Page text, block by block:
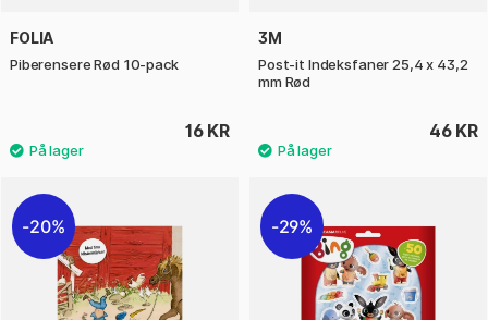
FOLIA
Piberensere Rød 10-pack
16 KR
3M
Post-it Indeksfaner 25,4 x 43,2
mm Rød
46 KR
20% 29%